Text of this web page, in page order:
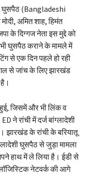
घुसपैठ (Bangladeshi
अमित शाह, हिमंत
के दिग्गज नेता इस मुद्दे को
घुसपैठ कराने के मामले में
से एक दिन पहले हो रही
से जांच के लिए झारखंड
जिसमें और भी लिंक व
ने रांची में दर्ज बांग्लादेशी
झारखंड के रांची के बरियातू
घुसपैठ से जुड़ा मामला
हाथ में ले लिया है। ईडी से
नेटवर्क की आगे